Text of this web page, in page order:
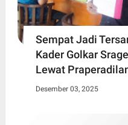
Sempat Jadi
Kader Golkar
Lewat
Desember 03, 2025